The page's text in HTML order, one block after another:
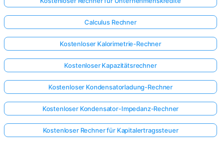
Calculus Rechner
Kostenloser Kalorimetrie-Rechner
Kostenloser Kapazitätsrechner
Kostenloser Kondensatorladung-Rechner
Kostenloser Kondensator-Impedanz-Rechner
Kostenloser Rechner für Kapitalertragssteuer